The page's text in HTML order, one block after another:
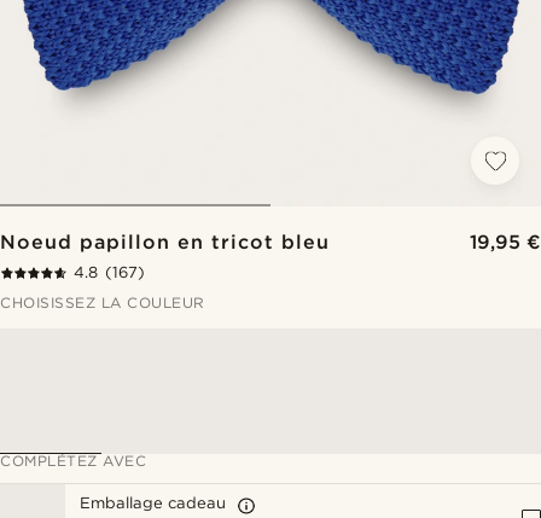
Noeud papillon en tricot bleu 19,95 €
4.8 (167)
CHOISISSEZ LA COULEUR
COMPLÉTEZ AVEC
Emballage cadeau